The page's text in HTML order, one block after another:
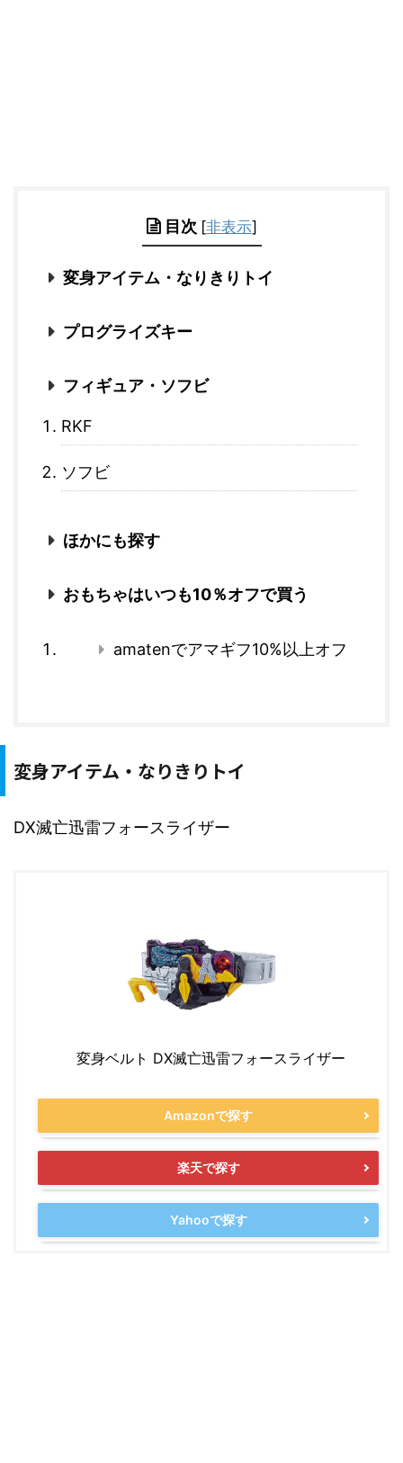
目次 [非表示]
変身アイテム・なりきりトイ
プログライズキー
フィギュア・ソフビ
RKF
ソフビ
ほかにも探す
おもちゃはいつも10％オフで買う
amatenでアマギフ10%以上オフ
変身アイテム・なりきりトイ
DX滅亡迅雷フォースライザー
変身ベルト DX滅亡迅雷フォースライザー
Amazonで探す
楽天で探す
Yahooで探す